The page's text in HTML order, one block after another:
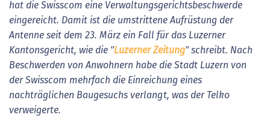
hat die Swisscom eine Verwaltungsgerichtsbeschwerde
eingereicht. Damit ist die umstrittene Aufrüstung der
Antenne seit dem 23. März ein Fall für das Luzerner
Kantonsgericht, wie die "Luzerner Zeitung" schreibt. Nach
Beschwerden von Anwohnern habe die Stadt Luzern von
der Swisscom mehrfach die Einreichung eines
nachträglichen Baugesuchs verlangt, was der Telko
verweigerte.